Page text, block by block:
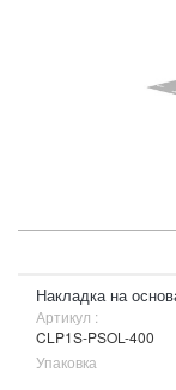
Накладка на
Артикул :
CLP1S-PSOL-400
Упаковка